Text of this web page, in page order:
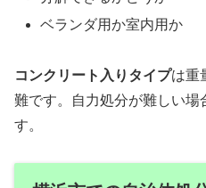
ベランダ用か室内用か
コンクリート入りタイプは重
難です。自力処分が難しい
す。